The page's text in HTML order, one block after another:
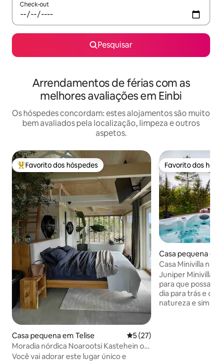
Check-out
Pesquisar
Arrendamentos de férias com as
melhores avaliações em Einbi
Os hóspedes concordam: estes alojamentos são muito
bem avaliados pela localização, limpeza e outros
aspetos.
Favoritos dos hóspedes mais apreciados
Favorito dos hóspedes
Casa pequena em Telise Classificação média de 5
5 (27)
Moradia nórdica Noarootsi Kastehein ou
Loojangu
Você vai adorar este lugar único e
Favorito dos
Favorito dos
Casa pequena em
ckul
Casa Minivilla n.º
Juniper Minivillas
para que possas
dia para trás e
natureza e